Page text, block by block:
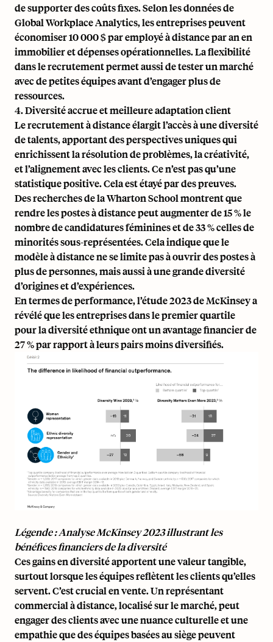
de supporter des coûts fixes. Selon les données de
Global Workplace Analytics, les entreprises peuvent
économiser 10 000 $ par employé à distancepar an en
immobilier et dépenses opérationnelles. La flexibilité
dans le recrutement permet aussi de tester un marché
avec de petites équipes avant d’engager plus de
ressources.
4. Diversité accrue et meilleure adaptation client
Le recrutement à distance élargit l’accès à une diversité
de talents, apportant des perspectives uniques qui
enrichissent la résolution de problèmes, la créativité,
et l’alignement avec les clients. Ce n’est pas qu’une
statistique positive. Cela est étayé par des preuves.
Des recherches de la Wharton School montrent que
rendre les postes à distance peutaugmenter de 15 % le
nombre de candidatures féminineset de33 % celles de
minorités sous-représentées. Cela indique que le
modèle à distance ne se limite pas à ouvrir des postes à
plus de personnes, mais aussi à une grande diversité
d’origines et d’expériences.
En termes de performance,l’étude 2023 de McKinseya
révélé que les entreprises dans le premier quartile
pour la diversité ethnique ont un avantage financier de
27 % par rapport à leurs pairs moins diversifiés.
Légende : Analyse McKinsey 2023 illustrant les
bénéfices financiers de la diversité
Ces gains en diversité apportent une valeur tangible,
surtout lorsque les équipes reflètent les clients qu’elles
servent. C’est crucial en vente. Un représentant
commercial à distance, localisé sur le marché, peut
engager des clients avec une nuance culturelle et une
empathie que des équipes basées au siège peuvent